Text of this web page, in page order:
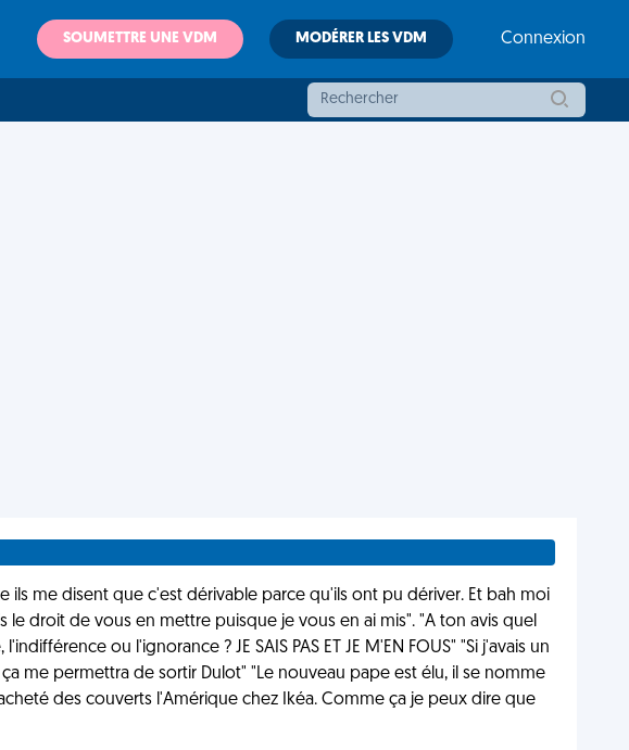
SOUMETTRE UNE VDM MODÉRER LES VDM Connexion
ils me disent que c'est dérivable parce qu'ils ont pu dériver. Et bah moi
le droit de vous en mettre puisque je vous en ai mis". "A ton avis quel
ou l'ignorance ? JE SAIS PAS ET JE M'EN FOUS" "Si j'avais un
me permettra de sortir Dulot" "Le nouveau pape est élu, il se nomme
des couverts l'Amérique chez Ikéa. Comme ça je peux dire que